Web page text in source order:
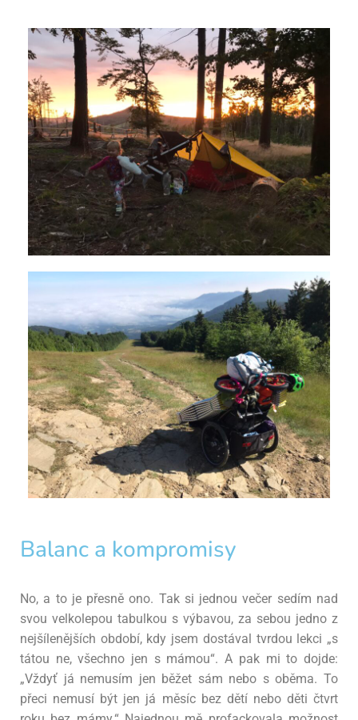
Balanc a kompromisy
No, a to je přesně ono. Tak si jednou večer sedím nad
svou velkolepou tabulkou s výbavou, za sebou jedno z
nejšílenějších období, kdy jsem dostával tvrdou lekci „s
tátou ne, všechno jen s mámou“. A pak mi to dojde:
„Vždyť já nemusím jen běžet sám nebo s oběma. To
přeci nemusí být jen já měsíc bez dětí nebo děti čtvrt